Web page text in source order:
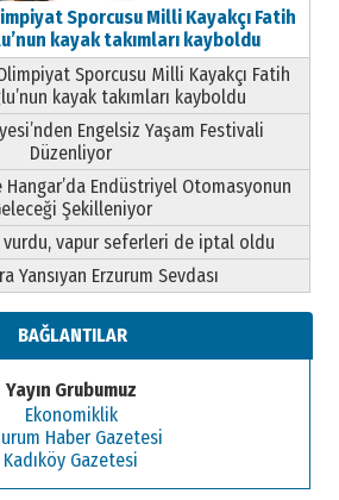
Sporcusu Milli Kayakçı Fatih
kayak takımları kayboldu
Sporcusu Milli Kayakçı Fatih
kayak takımları kayboldu
Engelsiz Yaşam Festivali
Düzenliyor
Endüstriyel Otomasyonun
Şekilleniyor
vurdu, vapur seferleri de iptal oldu
Yansıyan Erzurum Sevdası
BAĞLANTILAR
Yayın Grubumuz
Ekonomiklik
Haber Gazetesi
Kadıköy Gazetesi